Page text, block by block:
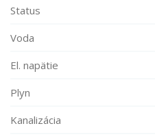
Status
Voda
El. napätie
Plyn
Kanalizácia